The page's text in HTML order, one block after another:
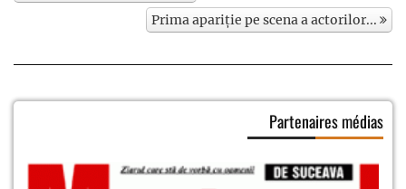
Prima apariție pe scena a actorilor...
Partenaires médias